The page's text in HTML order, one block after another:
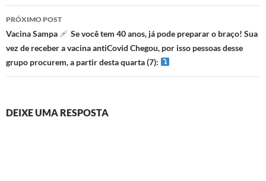
PRÓXIMO POST
Vacina Sampa
Se você tem 40 anos, já pode preparar o braço! Sua
vez de receber a vacina antiCovid Chegou, por isso pessoas desse
grupo procurem, a partir desta quarta (7):
DEIXE UMA RESPOSTA